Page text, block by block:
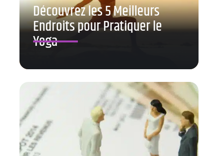
Découvrez les 5 Meilleurs
Endroits pour Pratiquer le
Yoga